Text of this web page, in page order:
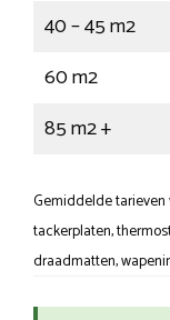
40 – 45 m2
60 m2
85 m2 +
Gemiddelde
tackerplaten,
draadmatten,